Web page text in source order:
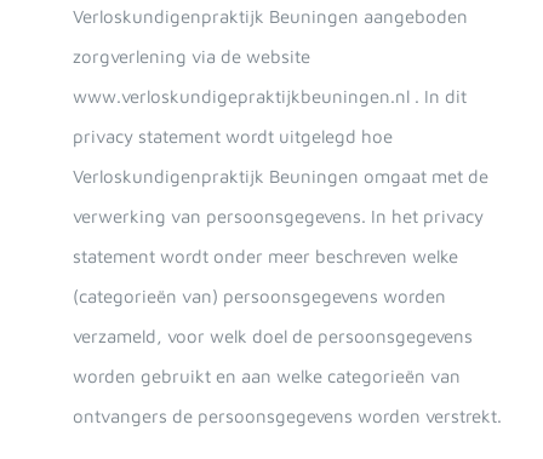
Verloskundigenpraktijk Beuningen aangeboden
zorgverlening via de website
www.verloskundigepraktijkbeuningen.nl . In dit
privacy statement wordt uitgelegd hoe
Verloskundigenpraktijk Beuningen omgaat met de
verwerking van persoonsgegevens. In het privacy
statement wordt onder meer beschreven welke
(categorieën van) persoonsgegevens worden
verzameld, voor welk doel de persoonsgegevens
worden gebruikt en aan welke categorieën van
ontvangers de persoonsgegevens worden verstrekt.